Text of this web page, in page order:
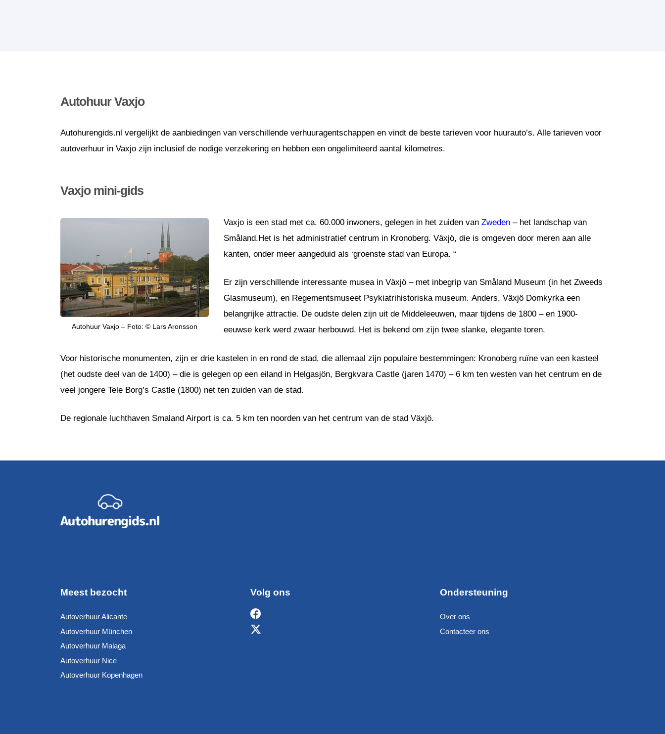
Autohuur Vaxjo
Autohurengids.nl vergelijkt de aanbiedingen van verschillende verhuuragentschappen en vindt de beste tarieven voor huurauto’s. Alle tarieven voor
autoverhuur in Vaxjo zijn inclusief de nodige verzekering en hebben een ongelimiteerd aantal kilometres.
Vaxjo mini-gids
Autohuur Vaxjo – Foto: © Lars Aronsson
Vaxjo is een stad met ca. 60.000 inwoners, gelegen in het zuiden van Zweden – het landschap van
Småland.Het is het administratief centrum in Kronoberg. Växjö, die is omgeven door meren aan alle
kanten, onder meer aangeduid als ‘groenste stad van Europa. “
Er zijn verschillende interessante musea in Växjö – met inbegrip van Småland Museum (in het Zweeds
Glasmuseum), en Regementsmuseet Psykiatrihistoriska museum. Anders, Växjö Domkyrka een
belangrijke attractie. De oudste delen zijn uit de Middeleeuwen, maar tijdens de 1800 – en 1900-
eeuwse kerk werd zwaar herbouwd. Het is bekend om zijn twee slanke, elegante toren.
Voor historische monumenten, zijn er drie kastelen in en rond de stad, die allemaal zijn populaire bestemmingen: Kronoberg ruïne van een kasteel
(het oudste deel van de 1400) – die is gelegen op een eiland in Helgasjön, Bergkvara Castle (jaren 1470) – 6 km ten westen van het centrum en de
veel jongere Tele Borg’s Castle (1800) net ten zuiden van de stad.
De regionale luchthaven Smaland Airport is ca. 5 km ten noorden van het centrum van de stad Växjö.
Meest bezocht
Autoverhuur Alicante
Autoverhuur München
Autoverhuur Malaga
Autoverhuur Nice
Autoverhuur Kopenhagen
Volg ons Ondersteuning
Over ons
Contacteer ons